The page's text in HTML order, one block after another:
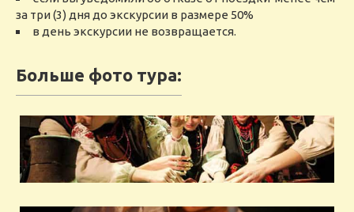
за три (3) дня до экскурсии в размере 50%
в день экскурсии не возвращается.
Больше фото тура: